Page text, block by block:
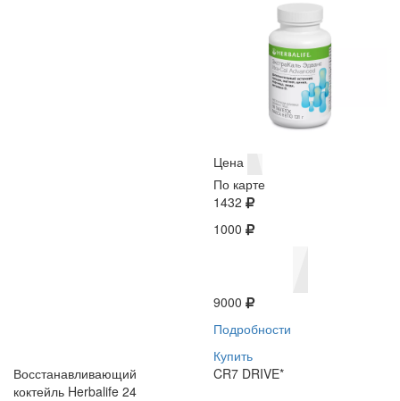
Цена
По карте
1432
1000
9000
Подробности
Купить
Восстанавливающий
коктейль Herbalife 24
CR7 DRIVE*